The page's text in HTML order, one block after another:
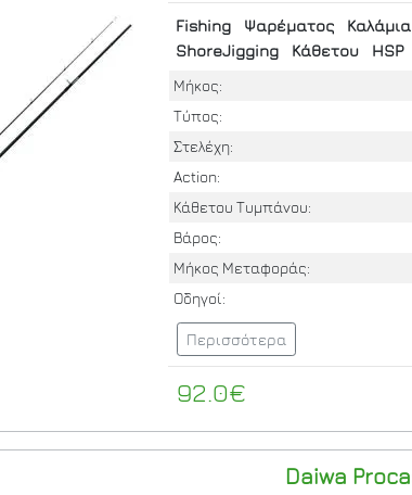
Fishing Ψαρέματος Καλάμια
ShoreJigging
Κάθετου HSP
Μήκος:
Τύπος:
Στελέχη:
Action:
Κάθετου Τυμπάνου:
Βάρος:
Μήκος Μεταφοράς:
Οδηγοί:
Περισσότερα
92.0€
Daiwa